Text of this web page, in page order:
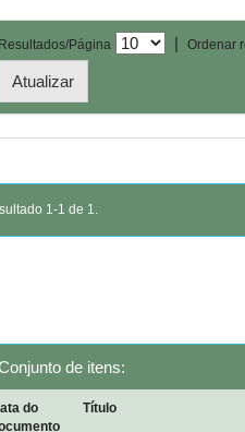
Resultados/Página | Ordenar
1-1 de 1.
de itens:
do
Título